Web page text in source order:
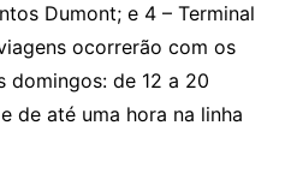
Dumont; e 4 – Terminal
ocorrerão com os
domingos: de 12 a 20
de até uma hora na linha